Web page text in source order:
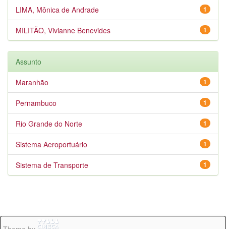
1
LIMA, Mônica de Andrade
1
MILITÃO, Vivianne Benevides
Assunto
1
Maranhão
1
Pernambuco
1
Rio Grande do Norte
1
Sistema Aeroportuário
1
Sistema de Transporte